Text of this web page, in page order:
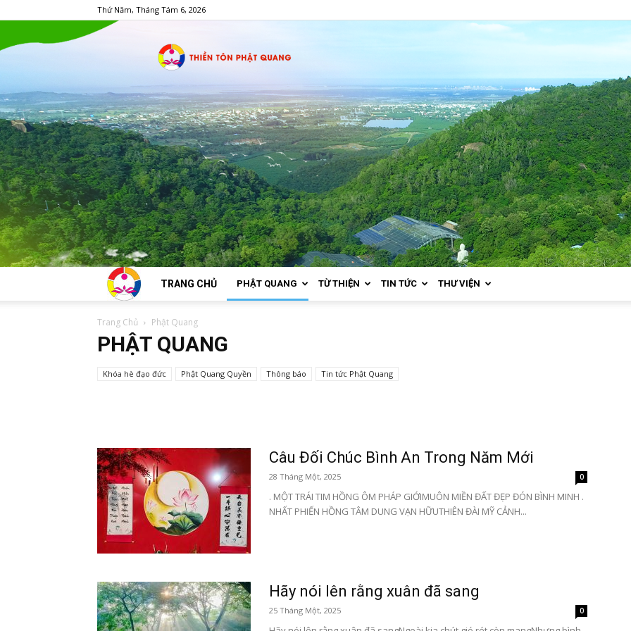
Thứ Năm, Tháng Tám 6, 2026
Phật
Quang
TRANG CHỦ PHẬT QUANG TỪ THIỆN TIN TỨC THƯ VIỆN
Trang Chủ Phật Quang
PHẬT QUANG
Khóa hè đạo đức Phật Quang Quyền Thông báo Tin tức Phật Quang
Câu Đối Chúc Bình An Trong Năm Mới
28 Tháng Một, 2025 0
. MỘT TRÁI TIM HỒNG ÔM PHÁP GIỚIMUÔN MIỀN ĐẤT ĐẸP ĐÓN BÌNH MINH .
NHẤT PHIẾN HỒNG TÂM DUNG VẠN HỮUTHIÊN ĐÀI MỸ CẢNH...
Hãy nói lên rằng xuân đã sang
25 Tháng Một, 2025 0